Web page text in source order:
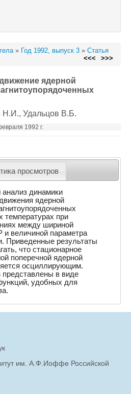
» Год 1992, выпуск 3 » Статья
<<< >>>
ядерной
Н.И., Удальцов В.Б.
1992 г.
просмотров
динамики
ядерной
температурах при
между шириной
и величиной параметра
Приведенные результаты
что стационарное
поперечной ядерной
осциллирующим.
представлены в виде
удобных для
им. А.Ф.Иоффе Российской